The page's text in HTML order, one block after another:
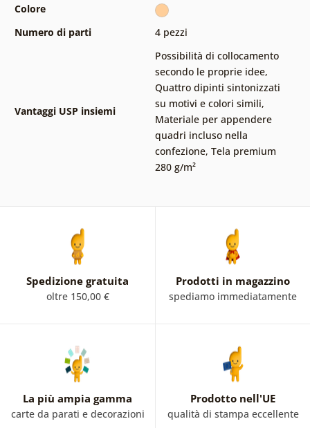
Colore
Numero di parti
4 pezzi
Vantaggi USP insiemi
Possibilità di collocamento
secondo le proprie idee,
Quattro dipinti sintonizzati
su motivi e colori simili,
Materiale per appendere
quadri incluso nella
confezione, Tela premium
280 g/m²
Spedizione gratuita
oltre 150,00 €
Prodotti in magazzino
spediamo immediatamente
La più ampia gamma
carte da parati e decorazioni
Prodotto nell'UE
qualità di stampa eccellente